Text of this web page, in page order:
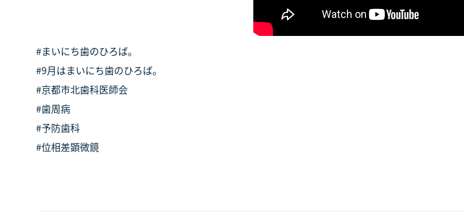
#まいにち歯のひろば。
#9月はまいにち歯のひろば。
#京都市北歯科医師会
#歯周病
#予防歯科
#位相差顕微鏡